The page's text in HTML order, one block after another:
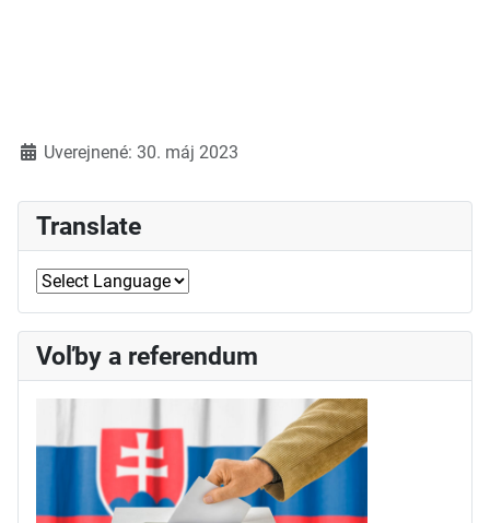
Translate
Voľby a referendum
DetailyUverejnené: 30. máj 2023